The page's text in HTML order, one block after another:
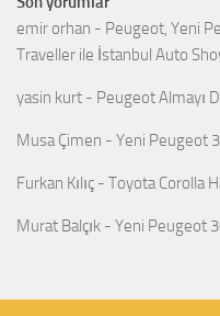
emir orhan - Peugeot, Yeni
Traveller ile İstanbul Auto
yasin kurt - Peugeot Almayı
Musa Çimen - Yeni Peugeot
Furkan Kılıç - Toyota Corolla
Murat Balçık - Yeni Peugeot